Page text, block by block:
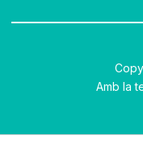
Amb la